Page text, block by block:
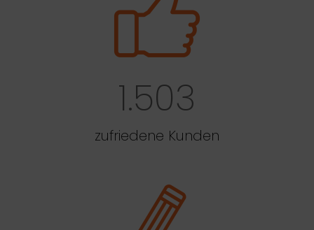
1.503
zufriedene Kunden